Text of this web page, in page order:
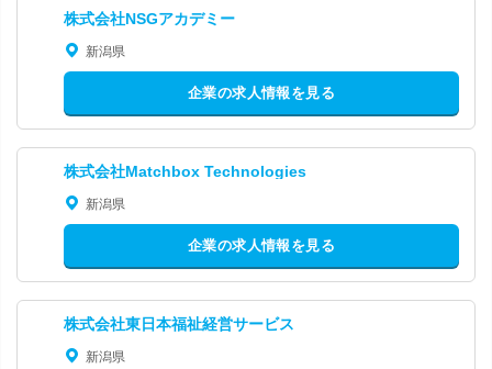
株式会社NSGアカデミー
新潟県
企業の求人情報を見る
株式会社Matchbox Technologies
新潟県
企業の求人情報を見る
株式会社東日本福祉経営サービス
新潟県